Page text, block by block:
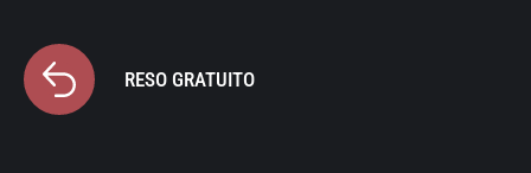
RESO GRATUITO